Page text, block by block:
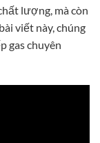
lượng, mà còn
viết này, chúng
gas chuyên